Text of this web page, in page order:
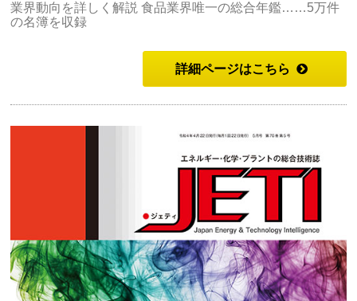
業界動向を詳しく解説 食品業界唯一の総合年鑑……5万件
の名簿を収録
詳細ページはこちら